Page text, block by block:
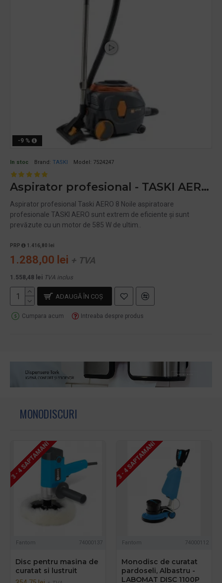
-9 %
In stoc Brand: TASKI Model: 7524247
Aspirator profesional - TASKI AERO 8, 585 W, TASKI
Aspirator profesional Taski AERO 8 Noile aspiratoare
profesionale TASKI AERO sunt extrem de eficiente și sunt
prevăzute cu un motor de 585 W de ultim..
PRP 1.416,80 lei
1.288,00 lei + TVA
1.558,48 lei TVA inclus
ADAUGĂ ÎN COŞ
Cumpara acum Intreaba despre produs
MONODISCURI
3 - 4 SAPTAMANI
Fantom 74000137
Disc pentru masina de
curatat si lustruit
3 - 4 SAPTAMANI
Fantom 74000112
Monodisc de curatat
pardoseli, Albastru -
LABOMAT DISC 1100P